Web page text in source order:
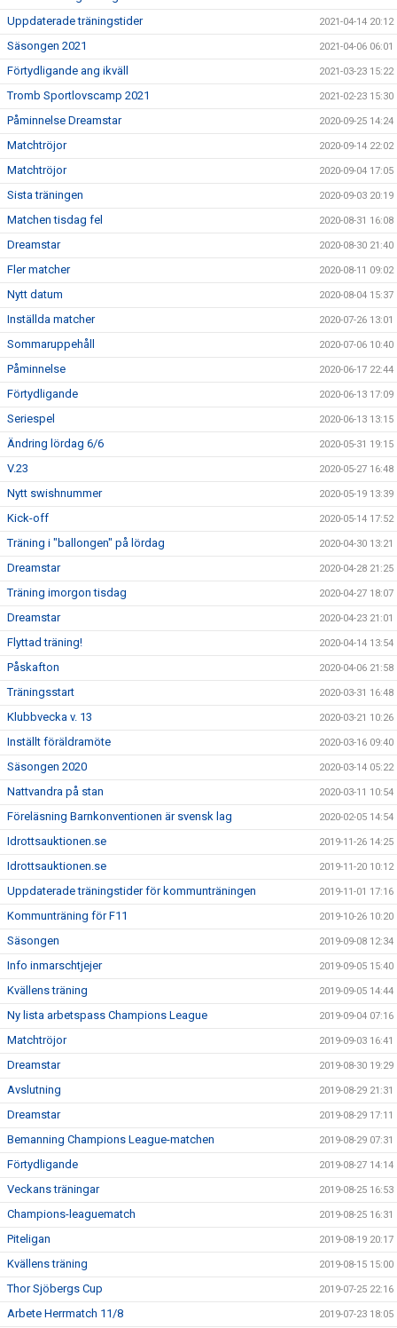
Uppdaterade träningstider 2021-04-14 20:12
Säsongen 2021 2021-04-06 06:01
Förtydligande ang ikväll 2021-03-23 15:22
Tromb Sportlovscamp 2021 2021-02-23 15:30
Påminnelse Dreamstar 2020-09-25 14:24
Matchtröjor 2020-09-14 22:02
Matchtröjor 2020-09-04 17:05
Sista träningen 2020-09-03 20:19
Matchen tisdag fel 2020-08-31 16:08
Dreamstar 2020-08-30 21:40
Fler matcher 2020-08-11 09:02
Nytt datum 2020-08-04 15:37
Inställda matcher 2020-07-26 13:01
Sommaruppehåll 2020-07-06 10:40
Påminnelse 2020-06-17 22:44
Förtydligande 2020-06-13 17:09
Seriespel 2020-06-13 13:15
Ändring lördag 6/6 2020-05-31 19:15
V.23 2020-05-27 16:48
Nytt swishnummer 2020-05-19 13:39
Kick-off 2020-05-14 17:52
Träning i "ballongen" på lördag 2020-04-30 13:21
Dreamstar 2020-04-28 21:25
Träning imorgon tisdag 2020-04-27 18:07
Dreamstar 2020-04-23 21:01
Flyttad träning! 2020-04-14 13:54
Påskafton 2020-04-06 21:58
Träningsstart 2020-03-31 16:48
Klubbvecka v. 13 2020-03-21 10:26
Inställt föräldramöte 2020-03-16 09:40
Säsongen 2020 2020-03-14 05:22
Nattvandra på stan 2020-03-11 10:54
Föreläsning Barnkonventionen är svensk lag 2020-02-05 14:54
Idrottsauktionen.se 2019-11-26 14:25
Idrottsauktionen.se 2019-11-20 10:12
Uppdaterade träningstider för kommunträningen 2019-11-01 17:16
Kommunträning för F11 2019-10-26 10:20
Säsongen 2019-09-08 12:34
Info inmarschtjejer 2019-09-05 15:40
Kvällens träning 2019-09-05 14:44
Ny lista arbetspass Champions League 2019-09-04 07:16
Matchtröjor 2019-09-03 16:41
Dreamstar 2019-08-30 19:29
Avslutning 2019-08-29 21:31
Dreamstar 2019-08-29 17:11
Bemanning Champions League-matchen 2019-08-29 07:31
Förtydligande 2019-08-27 14:14
Veckans träningar 2019-08-25 16:53
Champions-leaguematch 2019-08-25 16:31
Piteligan 2019-08-19 20:17
Kvällens träning 2019-08-15 15:00
Thor Sjöbergs Cup 2019-07-25 22:16
Arbete Herrmatch 11/8 2019-07-23 18:05